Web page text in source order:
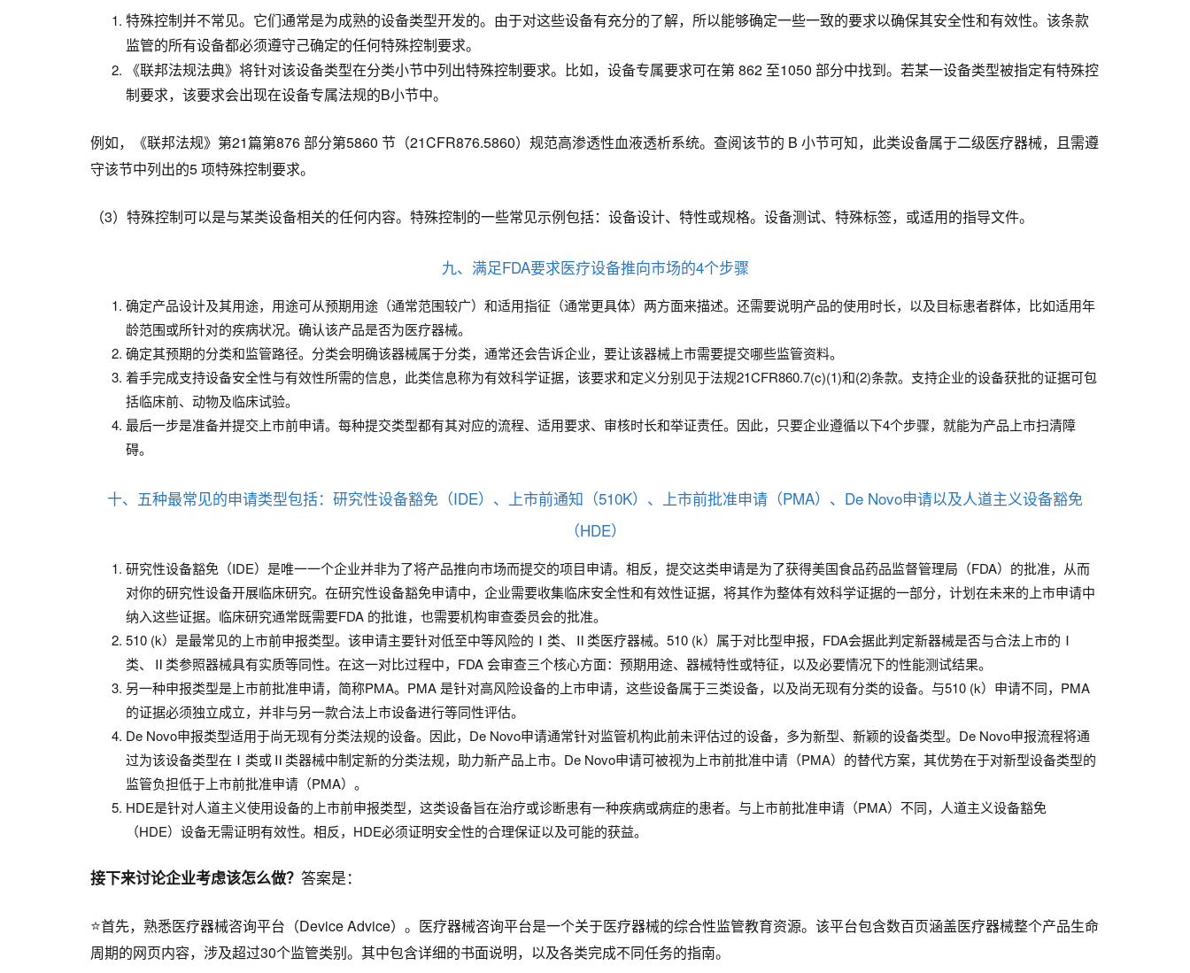
特殊控制并不常见。它们通常是为成熟的设备类型开发的。由于对这些设备有充分的了解，所以能够确定一些一致的要求以确保其安全性和有效性。该条款
监管的所有设备都必须遵守己确定的任何特殊控制要求。
《联邦法规法典》将针对该设备类型在分类小节中列出特殊控制要求。比如，设备专属要求可在第 862 至1050 部分中找到。若某一设备类型被指定有特殊控
制要求，该要求会出现在设备专属法规的B小节中。
例如，《联邦法规》第21篇第876 部分第5860 节（21CFR876.5860）规范高渗透性血液透析系统。查阅该节的 B 小节可知，此类设备属于二级医疗器械，且需遵
守该节中列出的5 项特殊控制要求。
（3）特殊控制可以是与某类设备相关的任何内容。特殊控制的一些常见示例包括：设备设计、特性或规格。设备测试、特殊标签，或适用的指导文件。
九、满足FDA要求医疗设备推向市场的4个步骤
确定产品设计及其用途，用途可从预期用途（通常范围较广）和适用指征（通常更具体）两方面来描述。还需要说明产品的使用时长，以及目标患者群体，比如适用年
龄范围或所针对的疾病状况。确认该产品是否为医疗器械。
确定其预期的分类和监管路径。分类会明确该器械属于分类，通常还会告诉企业，要让该器械上市需要提交哪些监管资料。
着手完成支持设备安全性与有效性所需的信息，此类信息称为有效科学证据，该要求和定义分别见于法规21CFR860.7(c)(1)和(2)条款。支持企业的设备获批的证据可包
括临床前、动物及临床试验。
最后一步是准备并提交上市前申请。每种提交类型都有其对应的流程、适用要求、审核时长和举证责任。因此，只要企业遵循以下4个步骤，就能为产品上市扫清障
碍。
十、五种最常见的申请类型包括：研究性设备豁免（IDE）、上市前通知（510K）、上市前批准申请（PMA）、De Novo申请以及人道主义设备豁免
（HDE）
研究性设备豁免（IDE）是唯一一个企业并非为了将产品推向市场而提交的项目申请。相反，提交这类申请是为了获得美国食品药品监督管理局（FDA）的批准，从而
对你的研究性设备开展临床研究。在研究性设备豁免申请中，企业需要收集临床安全性和有效性证据，将其作为整体有效科学证据的一部分，计划在未来的上市申请中
纳入这些证据。临床研究通常既需要FDA 的批谁，也需要机构审查委员会的批准。
510 (k）是最常见的上市前申报类型。该申请主要针对低至中等风险的Ⅰ类、Ⅱ类医疗器械。510 (k）属于对比型申报，FDA会据此判定新器械是否与合法上市的Ⅰ
类、Ⅱ类参照器械具有实质等同性。在这一对比过程中，FDA 会审查三个核心方面：预期用途、器械特性或特征，以及必要情况下的性能测试结果。
另一种申报类型是上市前批准申请，简称PMA。PMA 是针对高风险设备的上市申请，这些设备属于三类设备，以及尚无现有分类的设备。与510 (k）申请不同，PMA
的证据必须独立成立，并非与另一款合法上市设备进行等同性评估。
De Novo申报类型适用于尚无现有分类法规的设备。因此，De Novo申请通常针对监管机构此前未评估过的设备，多为新型、新颖的设备类型。De Novo申报流程将通
过为该设备类型在Ⅰ类或Ⅱ类器械中制定新的分类法规，助力新产品上市。De Novo申请可被视为上市前批准中请（PMA）的替代方案，其优势在于对新型设备类型的
监管负担低于上市前批准申请（PMA）。
HDE是针对人道主义使用设备的上市前申报类型，这类设备旨在治疗或诊断患有一种疾病或病症的患者。与上市前批准申请（PMA）不同，人道主义设备豁免
（HDE）设备无需证明有效性。相反，HDE必须证明安全性的合理保证以及可能的获益。
接下来讨论企业考虑该怎么做？ 答案是：
⭐首先，熟悉医疗器械咨询平台（Device Advice）。医疗器械咨询平台是一个关于医疗器械的综合性监管教育资源。该平台包含数百页涵盖医疗器械整个产品生命
周期的网页内容，涉及超过30个监管类别。其中包含详细的书面说明，以及各类完成不同任务的指南。